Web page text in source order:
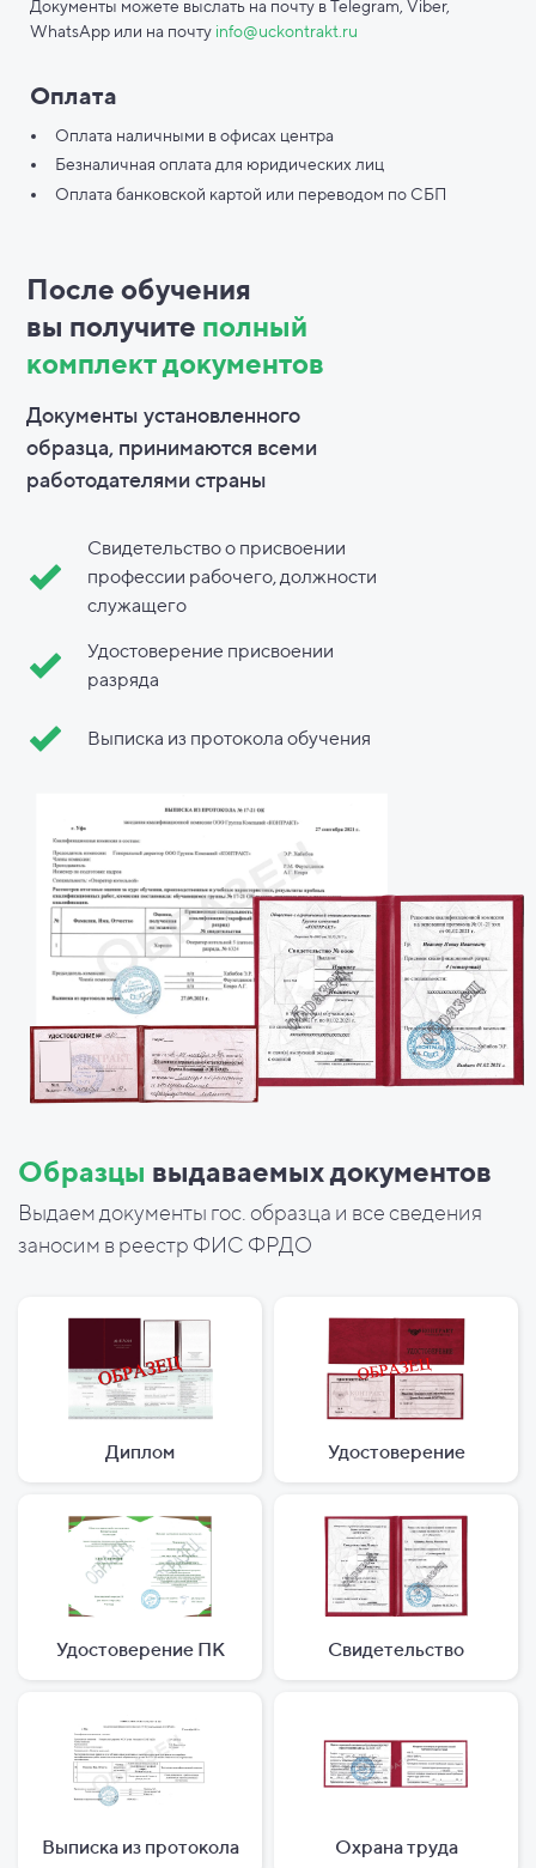
Документы можете выслать на почту в Telegram, Viber,
WhatsApp или на почту info@uckontrakt.ru
Оплата
Оплата наличными в офисах центра
Безналичная оплата для юридических лиц
Оплата банковской картой или переводом по СБП
После обучения
вы получите полный
комплект документов
Документы установленного
образца, принимаются всеми
работодателями страны
Свидетельство о присвоении
профессии рабочего, должности
служащего
Удостоверение присвоении
разряда
Выписка из протокола обучения
Образцы выдаваемых документов
Выдаем документы гос. образца и все сведения
заносим в реестр ФИС ФРДО
Диплом Удостоверение
Удостоверение ПК Свидетельство
Выписка из протокола Охрана труда